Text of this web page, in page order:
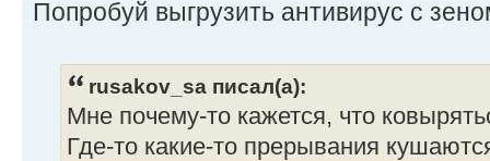
Попробуй выгрузить антивирус с
rusakov_sa писал(а):
Мне почему-то кажется, что
Где-то какие-то прерывания